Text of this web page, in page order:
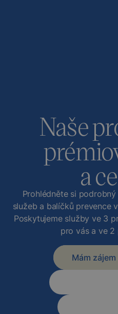
Naše
a
Prohlédněte si
služeb a balíčků prevence
Poskytujeme služby ve 3
pro vás a ve 2
Mám